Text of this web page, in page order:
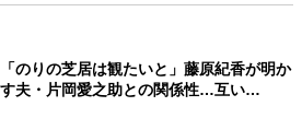
「のりの芝居は観たいと」藤原紀香が明か
す夫・片岡愛之助との関係性…互い…